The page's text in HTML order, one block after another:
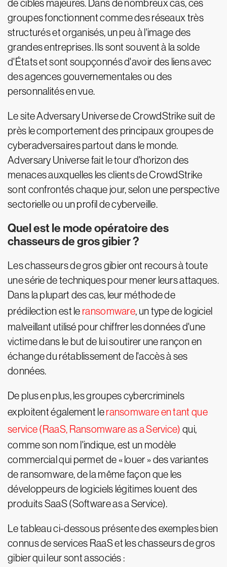
de cibles majeures. Dans de nombreux cas, ces
groupes fonctionnent comme des réseaux très
structurés et organisés, un peu à l'image des
grandes entreprises. Ils sont souvent à la solde
d'États et sont soupçonnés d'avoir des liens avec
des agences gouvernementales ou des
personnalités en vue.
Le site Adversary Universe de CrowdStrike suit de
près le comportement des principaux groupes de
cyberadversaires partout dans le monde.
Adversary Universe fait le tour d'horizon des
menaces auxquelles les clients de CrowdStrike
sont confrontés chaque jour, selon une perspective
sectorielle ou un profil de cyberveille.
Quel est le mode opératoire des
chasseurs de gros gibier ?
Les chasseurs de gros gibier ont recours à toute
une série de techniques pour mener leurs attaques.
Dans la plupart des cas, leur méthode de
prédilection est le ransomware, un type de logiciel
malveillant utilisé pour chiffrer les données d'une
victime dans le but de lui soutirer une rançon en
échange du rétablissement de l'accès à ses
données.
De plus en plus, les groupes cybercriminels
exploitent également leransomware en tant que
service (RaaS, Ransomware as a Service) qui,
comme son nom l'indique, est un modèle
commercial qui permet de « louer » des variantes
de ransomware, de la même façon que les
développeurs de logiciels légitimes louent des
produits SaaS (Software as a Service).
Le tableau ci-dessous présente des exemples bien
connus de services RaaS et les chasseurs de gros
gibier qui leur sont associés :